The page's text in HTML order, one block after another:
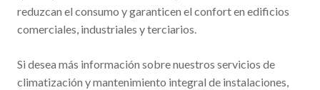
reduzcan el consumo y garanticen el confort en edificios
comerciales, industriales y terciarios.
Si desea más información sobre nuestros servicios de
climatización y mantenimiento integral de instalaciones,